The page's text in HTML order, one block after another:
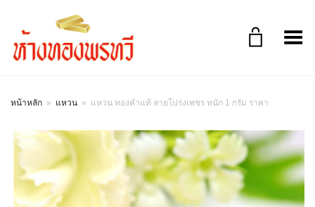
Toggle Menu
หน้าหลัก » แหวน » แหวน ทองคำแท้ ลายโปร่งเพชร หนัก 1 กรัม ราคา